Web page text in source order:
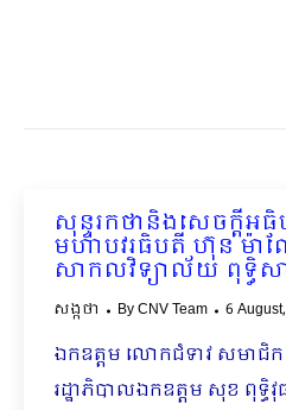
សុន្ទរកថានិងសេចក្ដីអ
មហាបវរធិបតី ហ៊ុន​ ម៉ា
សាកលវិទ្យាល័យ ពុទ្ធិស
សង្កថា ByCNV Team 6
ឯកឧត្តម លោកជំទាវ សមាជិក
រដ្ឋាភិបាលឯកឧត្តម សុខ ពុទ្ធិ